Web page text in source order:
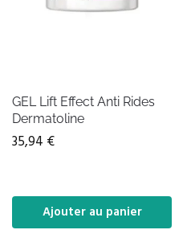
GEL Lift Effect Anti Rides
Dermatoline
35,94 €
Ajouter au panier